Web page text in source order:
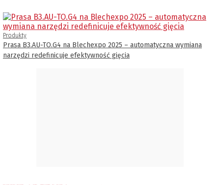
Produkty
Prasa B3.AU-TO.G4 na Blechexpo 2025 – automatyczna wymiana
narzędzi redefinicuje efektywność gięcia